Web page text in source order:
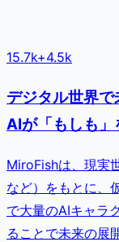
15.7k+4.5k
デジタル世界
AIが「もしも
MiroFishは、現実
など）をもとに、
で大量のAIキャラ
ることで未来の展